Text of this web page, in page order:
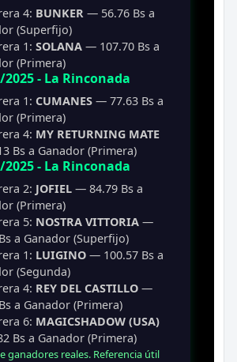
4: BUNKER — 56.76 Bs a
(Superfijo)
1: SOLANA — 107.70 Bs a
(Primera)
- La Rinconada
1: CUMANES — 77.63 Bs a
(Primera)
4: MY RETURNING MATE
Bs a Ganador (Primera)
- La Rinconada
2: JOFIEL — 84.79 Bs a
(Primera)
5: NOSTRA VITTORIA —
a Ganador (Superfijo)
1: LUIGINO — 100.57 Bs a
(Segunda)
4: REY DEL CASTILLO —
a Ganador (Primera)
6: MAGICSHADOW (USA)
Bs a Ganador (Primera)
ganadores reales. Referencia útil